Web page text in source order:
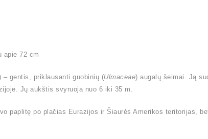
apie 72 cm
– gentis, priklausanti guobinių (Ulmaceae) augalų šeimai. Ją
Jų aukštis svyruoja nuo 6 iki 35 m.
paplitę po plačias Eurazijos ir Šiaurės Amerikos teritorijas,